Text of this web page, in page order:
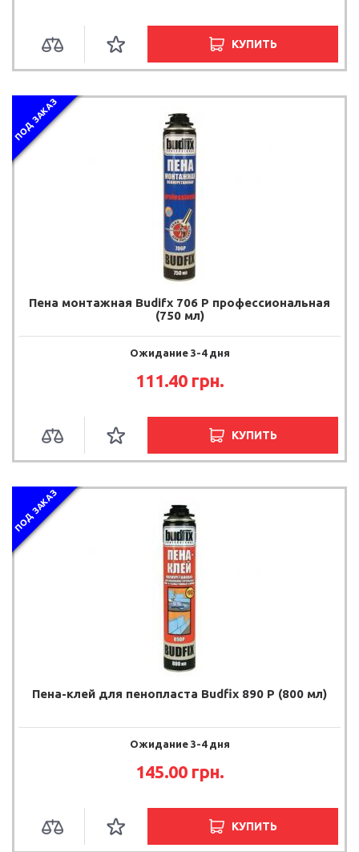
КУПИТЬ
ПОД ЗАКАЗ
Пена монтажная Budifx 706 Р профессиональная
(750 мл)
Ожидание 3-4 дня
111.40 грн.
КУПИТЬ
ПОД ЗАКАЗ
Пена-клей для пенопласта Budfix 890 P (800 мл)
Ожидание 3-4 дня
145.00 грн.
КУПИТЬ